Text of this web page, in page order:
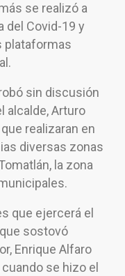
se realizó a
del Covid-19 y
plataformas
sin discusión
alcalde, Arturo
realizaran en
diversas zonas
la zona
que ejercerá el
sostovó
Enrique Alfaro
se hizo el